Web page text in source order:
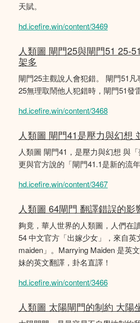
天賦。
hd.icefire.win/content/3469
人類圖 閘門25與閘門51 25-
架多
閘門25主觀說人會犯錯。 閘門51
25無理取鬧他人犯錯時，閘門51發
hd.icefire.win/content/3468
人類圖 閘門41是壓力與幻想
人類圖 閘門41，是壓力與幻想 與「
更與官方說的「閘門41.1是新的流年
hd.icefire.win/content/3467
人類圖 64閘門 翻譯錯誤的影
夠竟，華人世界的人類圖，人們在
54 中文官方「出嫁少女」，來自英
maiden」。Marrying Maiden 是英
妹的英文翻譯，卦名直譯！
hd.icefire.win/content/3466
人類圖 太陽閘門的制約 大陽